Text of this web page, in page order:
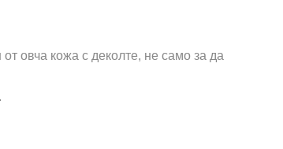
овча кожа с деколте, не само за да